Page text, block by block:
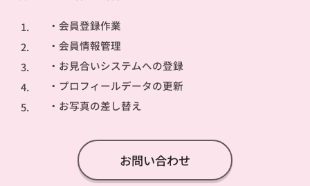
・会員登録作業
・会員情報管理
・お見合いシステムへの登録
・プロフィールデータの更新
・お写真の差し替え
お問い合わせ